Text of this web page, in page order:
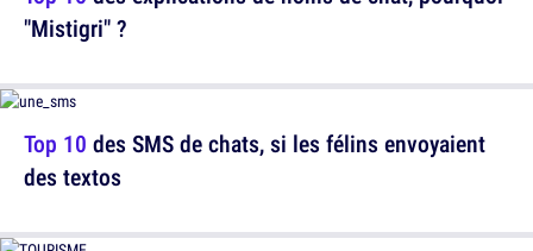
Top 10 des SMS de chats, si les félins envoyaient
des textos
"Mistigri" ?